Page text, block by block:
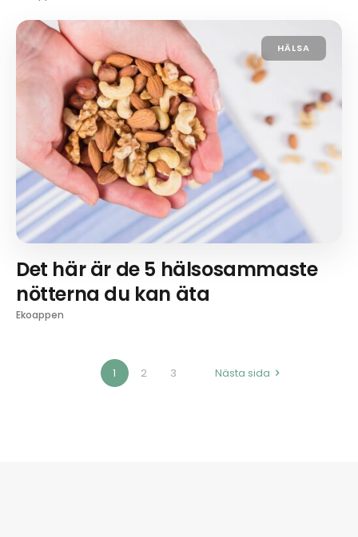
HÄLSA
Det här är de 5 hälsosammaste
nötterna du kan äta
Ekoappen
1 2 3 Nästa sida